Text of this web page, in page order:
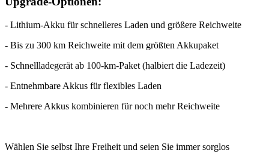
- Lithium-Akku für schnelleres Laden und größere Reichweite
- Bis zu 300 km Reichweite mit dem größten Akkupaket
- Schnellladegerät ab 100-km-Paket (halbiert die Ladezeit)
- Entnehmbare Akkus für flexibles Laden
- Mehrere Akkus kombinieren für noch mehr Reichweite
Wählen Sie selbst Ihre Freiheit und seien Sie immer sorglos